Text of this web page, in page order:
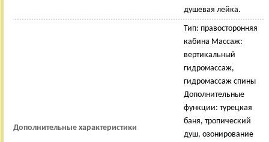
душевая лейка.
Дополнительные характеристики
Тип: правосторонняя
кабина Массаж:
вертикальный
гидромассаж,
гидромассаж спины
Дополнительные
функции: турецкая
баня, тропический
душ, озонирование